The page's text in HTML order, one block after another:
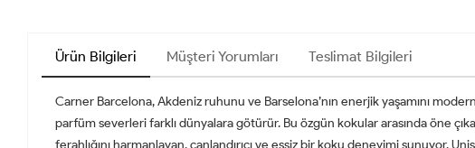
Ürün Bilgileri Müşteri Yorumları Teslimat Bilgileri
Carner Barcelona, Akdeniz ruhunu ve Barselona’nın enerjik yaşamını
parfüm severleri farklı dünyalara götürür. Bu özgün kokular arasında öne
ferahlığını harmanlayan, canlandırıcı ve eşsiz bir koku deneyimi sunuyor.